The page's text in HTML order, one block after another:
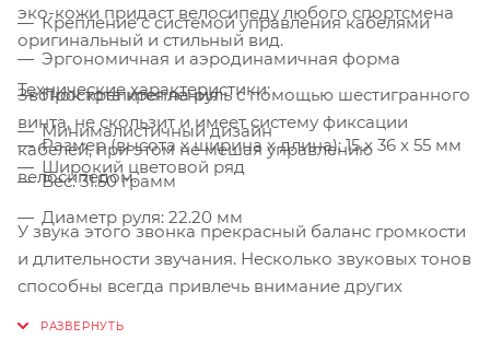
эко-кожи придаст велосипеду любого спортсмена
оригинальный и стильный вид.
Звонок крепится на руль с помощью шестигранного
винта, не скользит и имеет систему фиксации
кабелей, при этом не мешая управлению
велосипедом.
У звука этого звонка прекрасный баланс громкости
и длительности звучания. Несколько звуковых тонов
способны всегда привлечь внимание других
Крепление с системой управления кабелями
Эргономичная и аэродинамичная форма
Простота крепления
Минималистичный дизайн
Широкий цветовой ряд
Технические характеристики:
Размер (высота х ширина х длина): 15 x 36 x 55 мм
Вес: 31.50 грамм
Диаметр руля: 22.20 мм